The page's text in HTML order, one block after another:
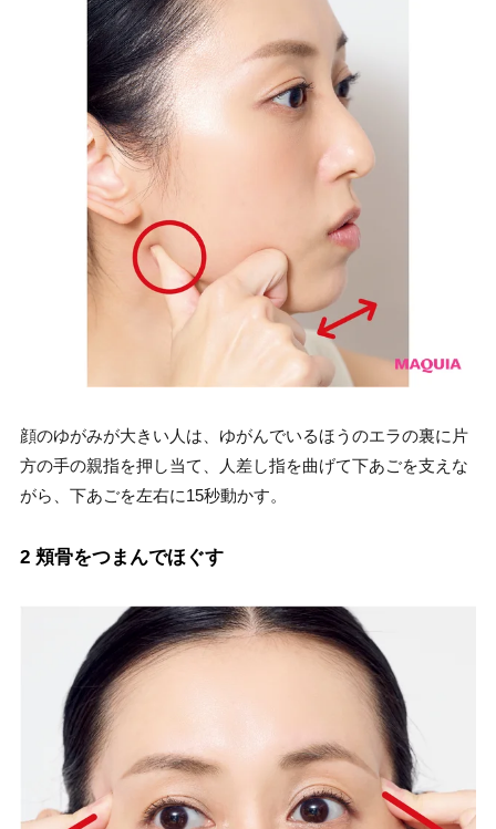
顔のゆがみが大きい人は、ゆがんでいるほうのエラの裏に片
方の手の親指を押し当て、人差し指を曲げて下あごを支えな
がら、下あごを左右に15秒動かす。
2 頬骨をつまんでほぐす